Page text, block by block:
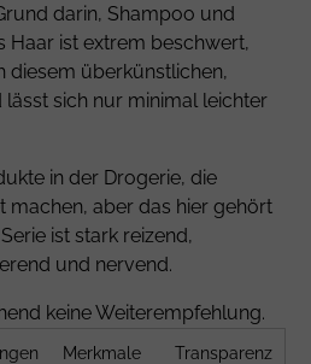
darin, Shampoo und
Haar ist extrem beschwert,
diesem überkünstlichen,
sich nur minimal leichter
in der Drogerie, die
machen, aber das hier gehört
ist stark reizend,
und nervend.
keine Weiterempfehlung.
Merkmale Transparenz